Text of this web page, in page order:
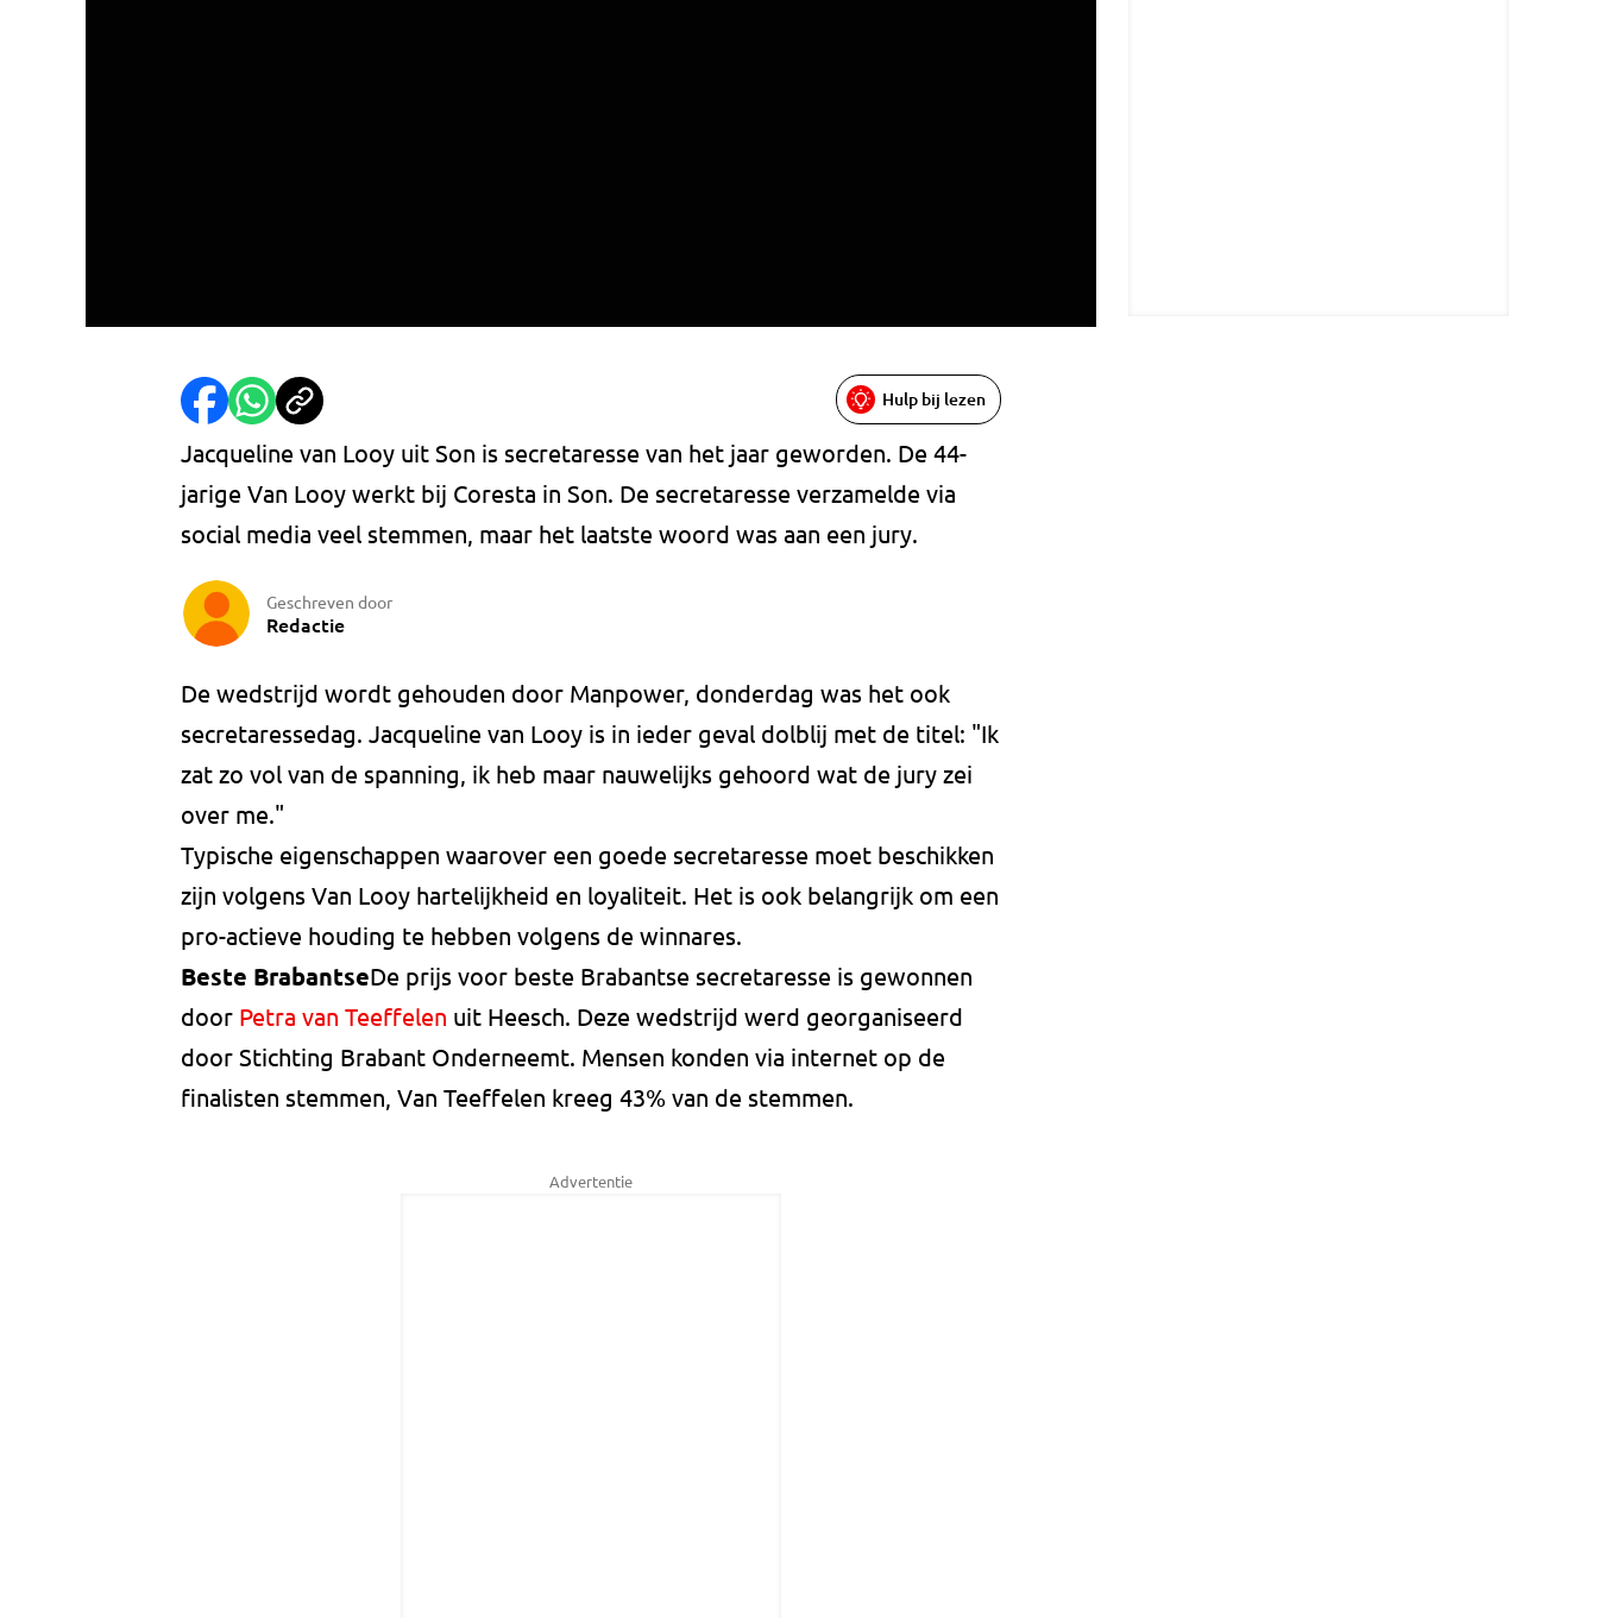
Hulp bij lezen
Jacqueline van Looy uit Son is secretaresse van het jaar geworden. De 44-
jarige Van Looy werkt bij Coresta in Son. De secretaresse verzamelde via
social media veel stemmen, maar het laatste woord was aan een jury.
Geschreven door
Redactie
De wedstrijd wordt gehouden door Manpower, donderdag was het ook
secretaressedag. Jacqueline van Looy is in ieder geval dolblij met de titel: "Ik
zat zo vol van de spanning, ik heb maar nauwelijks gehoord wat de jury zei
over me."
Typische eigenschappen waarover een goede secretaresse moet beschikken
zijn volgens Van Looy hartelijkheid en loyaliteit. Het is ook belangrijk om een
pro-actieve houding te hebben volgens de winnares.
Beste BrabantseDe prijs voor beste Brabantse secretaresse is gewonnen
door Petra van Teeffelen uit Heesch. Deze wedstrijd werd georganiseerd
door Stichting Brabant Onderneemt. Mensen konden via internet op de
finalisten stemmen, Van Teeffelen kreeg 43% van de stemmen.
Advertentie